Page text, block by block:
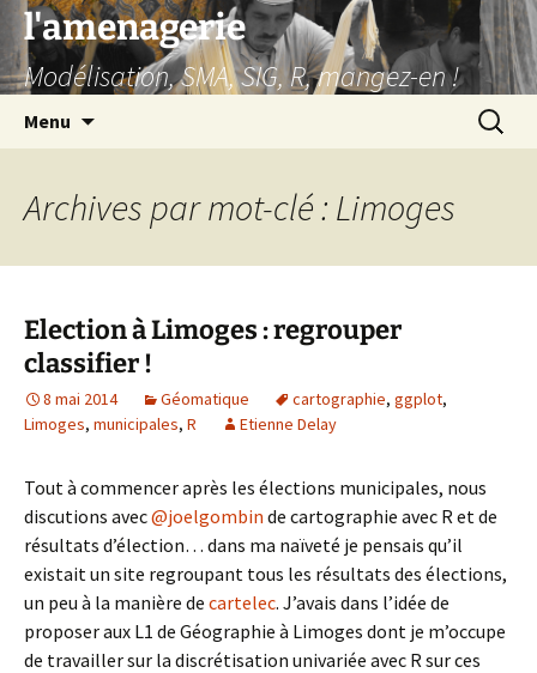
Aller
contenu
l'amenagerie
Modélisation, SMA, SIG, R, mangez-en !
Menu
Archives par mot-clé : Limoges
Election à Limoges : regrouper
classifier !
8 mai 2014 Géomatique cartographie, ggplot,
Limoges, municipales, R Etienne Delay
Tout à commencer après les élections municipales, nous
discutions avec@joelgombin de cartographie avec R et de
résultats d’élection… dans ma naïveté je pensais qu’il
existait un site regroupant tous les résultats des élections,
un peu à la manière de cartelec. J’avais dans l’idée de
proposer aux L1 de Géographie à Limoges dont je m’occupe
de travailler sur la discrétisation univariée avec R sur ces